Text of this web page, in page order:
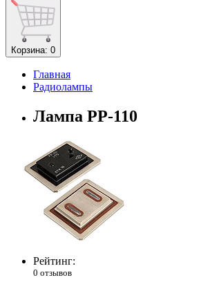
Корзина: 0
Главная
Радиолампы
Лампа РР-110
Рейтинг:
0 отзывов